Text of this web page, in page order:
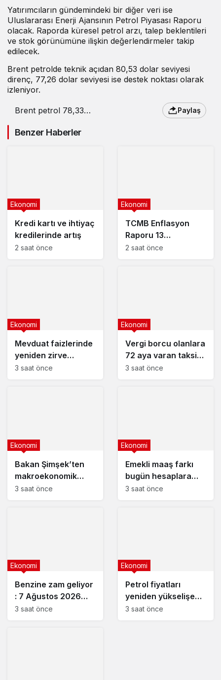
Yatırımcıların gündemindeki bir diğer veri ise
Uluslararası Enerji Ajansının Petrol Piyasası Raporu
olacak. Raporda küresel petrol arzı, talep beklentileri
ve stok görünümüne ilişkin değerlendirmeler takip
edilecek.
Brent petrolde teknik açıdan 80,53 dolar seviyesi
direnç, 77,26 dolar seviyesi ise destek noktası olarak
izleniyor.
Brent petrol 78,33
Paylaş
Benzer Haberler
Kredi kartı ve ihtiyaç
kredilerinde artış
Ekonomi
2 saat önce
TCMB Enflasyon
Raporu 13
Ağustos’ta
Ekonomi
2 saat önce
Mevduat faizlerinde
yeniden zirve
görüldü : 3 milyon
Ekonomi
3 saat önce
Vergi borcu olanlara
72 aya varan taksit
fırsatı
Ekonomi
3 saat önce
Bakan Şimşek’ten
makroekonomik
istikrar açıklaması
Ekonomi
3 saat önce
Emekli maaş farkı
bugün hesaplara
yatıyor
Ekonomi
3 saat önce
Benzine zam geliyor
: 7 Ağustos 2026
güncel akaryakıt
Ekonomi
3 saat önce
Petrol fiyatları
yeniden yükselişe
geçti
Ekonomi
3 saat önce